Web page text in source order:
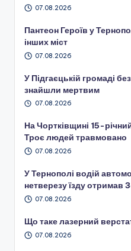
07.08.2026
Пантеон Героїв у
інших міст
07.08.2026
У Підгаєцькій громаді
знайшли мертвим
07.08.2026
На Чортківщині 15-
Троє людей травмовано
07.08.2026
У Тернополі водій
нетверезу їзду
07.08.2026
Що таке лазерний
07.08.2026